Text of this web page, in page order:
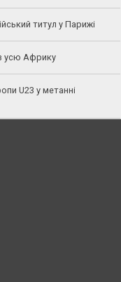
титул у Парижі
усю Африку
U23 у метанні